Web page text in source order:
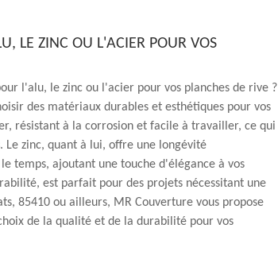
LE ZINC OU L'ACIER POUR VOS
l'alu, le zinc ou l'acier pour vos planches de rive ?
des matériaux durables et esthétiques pour vos
résistant à la corrosion et facile à travailler, ce qui
zinc, quant à lui, offre une longévité
temps, ajoutant une touche d'élégance à vos
est parfait pour des projets nécessitant une
85410 ou ailleurs, MR Couverture vous propose
de la qualité et de la durabilité pour vos